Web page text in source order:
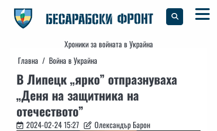
content
Хроники за войната в Украйна
Главна
Война в Украйна
В Липецк „ярко” отпразнуваха
„Деня на защитника на
отечеството”
2024-02-24 15:27 Олександър Барон